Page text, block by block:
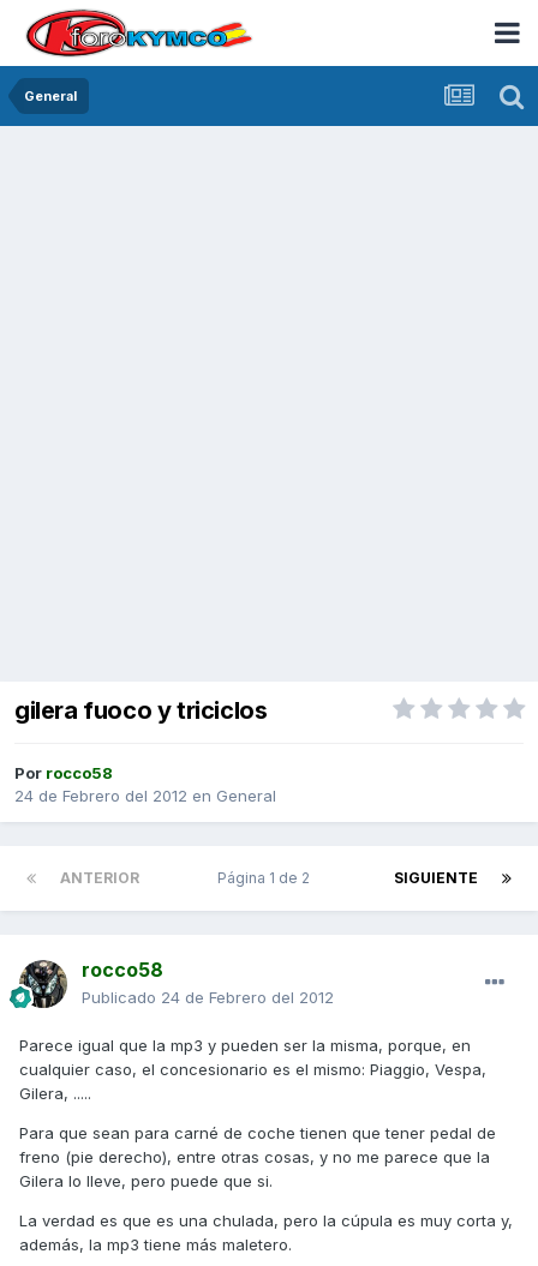
General
gilera fuoco y triciclos
Por rocco58
24 de Febrero del 2012 en General
ANTERIOR SIGUIENTE
Página 1 de 2
rocco58
Publicado 24 de Febrero del 2012
Parece igual que la mp3 y pueden ser la misma, porque, en
cualquier caso, el concesionario es el mismo: Piaggio, Vespa,
Gilera, .....
Para que sean para carné de coche tienen que tener pedal de
freno (pie derecho), entre otras cosas, y no me parece que la
Gilera lo lleve, pero puede que si.
La verdad es que es una chulada, pero la cúpula es muy corta y,
además, la mp3 tiene más maletero.